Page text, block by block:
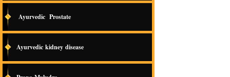
Ayurvedic Prostate
Ayurvedic kidney disease